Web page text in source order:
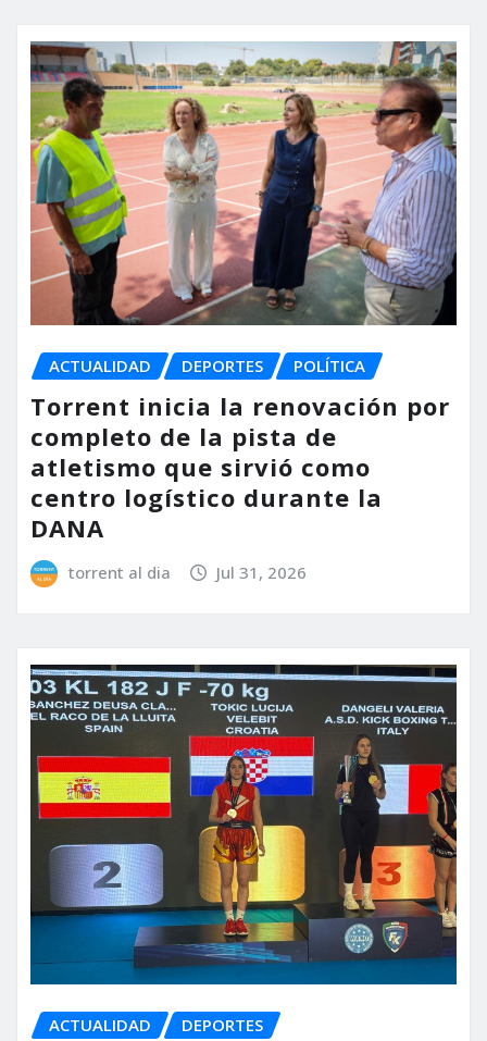
ACTUALIDAD DEPORTES POLÍTICA
Torrent inicia la renovación por
completo de la pista de
atletismo que sirvió como
centro logístico durante la
DANA
torrent al dia Jul 31, 2026
ACTUALIDAD DEPORTES